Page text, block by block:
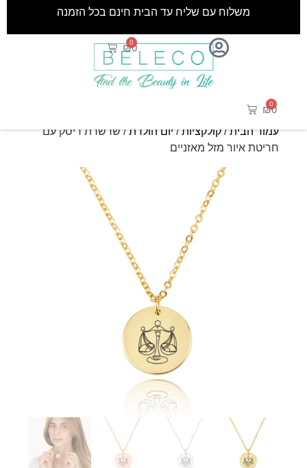
₪0
0
משלוח עם שליח עד הבית חינם בכל הזמנה
₪0
0
עמוד הבית/קולקציות/יום הולדת/ שרשרת דיסק עם
חריטת איור מזל מאזניים